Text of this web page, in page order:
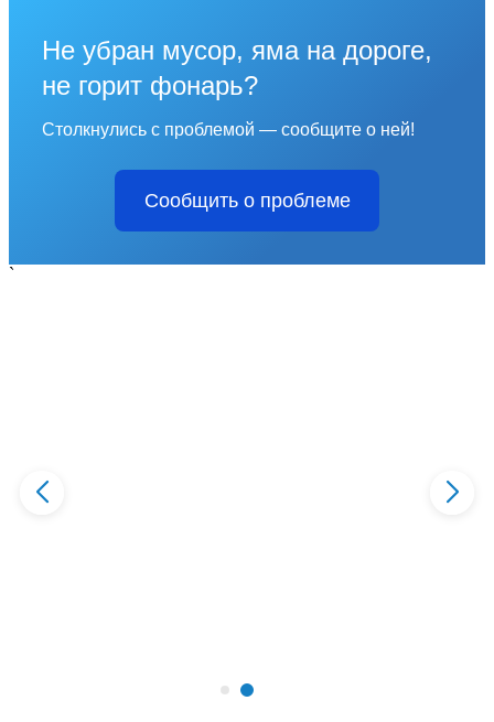
Не убран мусор, яма на дороге,
не горит фонарь?
Столкнулись с проблемой — сообщите о ней!
Сообщить о проблеме
`